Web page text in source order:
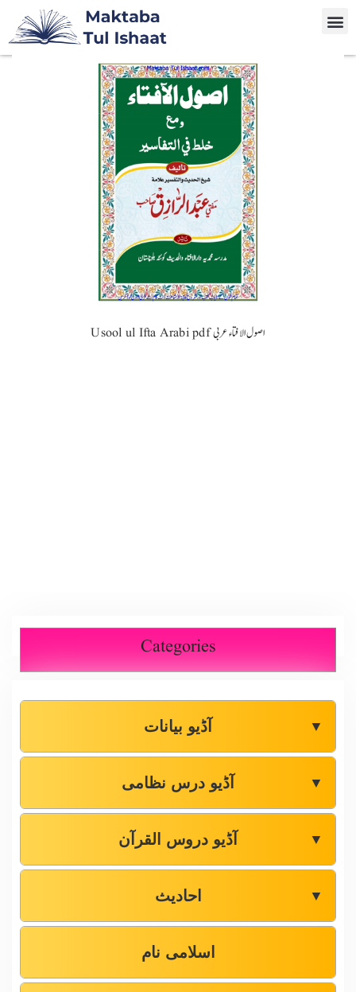
Usool ul Ifta Arabi pdf اصول الافتاء عربی
Categories
آڈیو بیانات ▼
آڈیو درس نظامی ▼
آڈیو دروس القرآن ▼
احادیث ▼
اسلامی نام